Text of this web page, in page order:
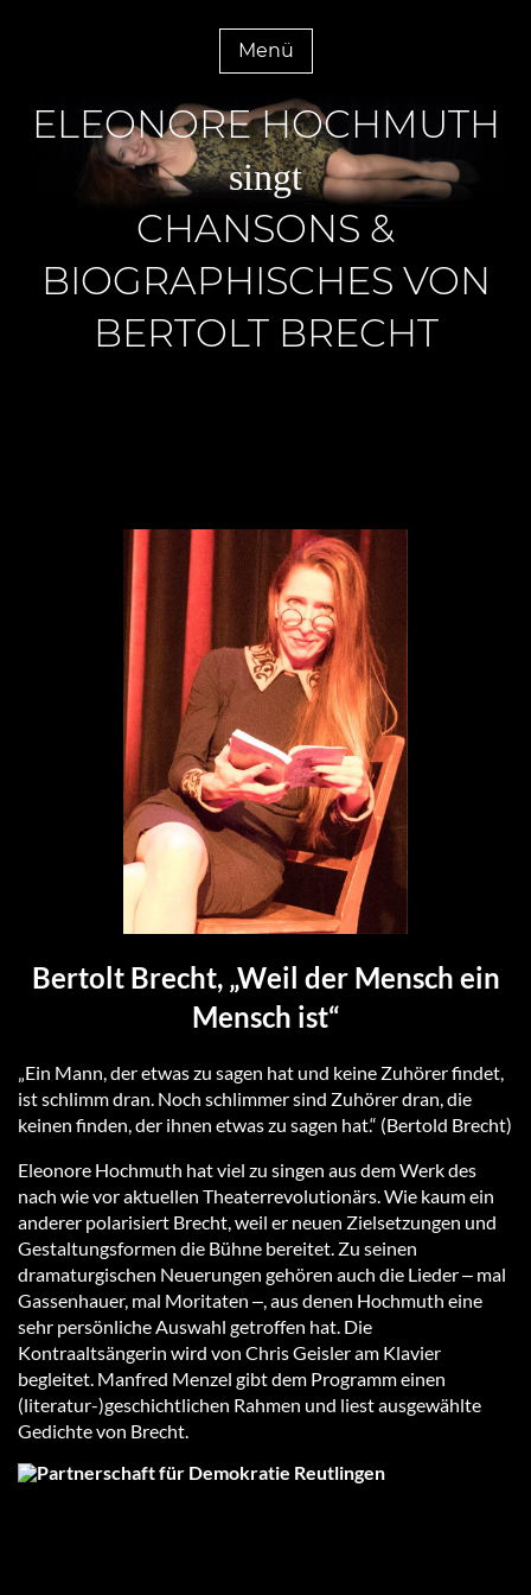
Menü
ELEONORE HOCHMUTH
singt
CHANSONS &
BIOGRAPHISCHES VON
BERTOLT BRECHT
Bertolt Brecht, „Weil der Mensch ein
Mensch ist“
„Ein Mann, der etwas zu sagen hat und keine Zuhörer findet,
ist schlimm dran. Noch schlimmer sind Zuhörer dran, die
keinen finden, der ihnen etwas zu sagen hat.“ (Bertold Brecht)
Eleonore Hochmuth hat viel zu singen aus dem Werk des
nach wie vor aktuellen Theaterrevolutionärs. Wie kaum ein
anderer polarisiert Brecht, weil er neuen Zielsetzungen und
Gestaltungsformen die Bühne bereitet. Zu seinen
dramaturgischen Neuerungen gehören auch die Lieder ‒ mal
Gassenhauer, mal Moritaten ‒, aus denen Hochmuth eine
sehr persönliche Auswahl getroffen hat. Die
Kontraaltsängerin wird von Chris Geisler am Klavier
begleitet. Manfred Menzel gibt dem Programm einen
(literatur-)geschichtlichen Rahmen und liest ausgewählte
Gedichte von Brecht.